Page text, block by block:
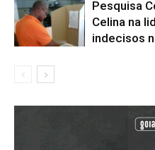
Pesquisa
Celina na
indecisos